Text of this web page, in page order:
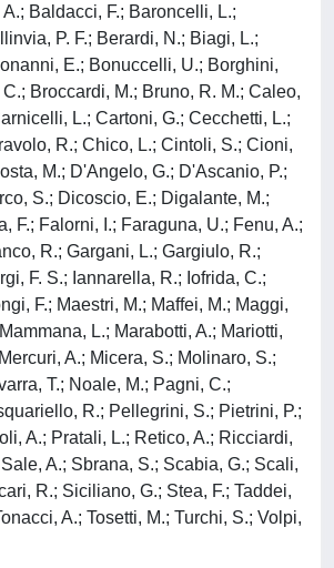
Baldacci, F.; Baroncelli, L.;
P. F.; Berardi, N.; Biagi, L.;
E.; Bonuccelli, U.; Borghini,
Broccardi, M.; Bruno, R. M.; Caleo,
L.; Cartoni, G.; Cecchetti, L.;
R.; Chico, L.; Cintoli, S.; Cioni,
M.; D'Angelo, G.; D'Ascanio, P.;
S.; Dicoscio, E.; Digalante, M.;
F.; Falorni, I.; Faraguna, U.; Fenu, A.;
R.; Gargani, L.; Gargiulo, R.;
F. S.; Iannarella, R.; Iofrida, C.;
F.; Maestri, M.; Maffei, M.; Maggi,
L.; Marabotti, A.; Mariotti,
A.; Micera, S.; Molinaro, S.;
T.; Noale, M.; Pagni, C.;
R.; Pellegrini, S.; Pietrini, P.;
A.; Pratali, L.; Retico, A.; Ricciardi,
A.; Sbrana, S.; Scabia, G.; Scali,
R.; Siciliano, G.; Stea, F.; Taddei,
A.; Tosetti, M.; Turchi, S.; Volpi,